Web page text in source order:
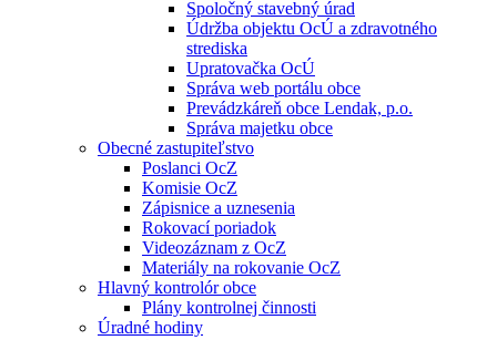
Spoločný stavebný úrad
Údržba objektu OcÚ a zdravotného
strediska
Upratovačka OcÚ
Správa web portálu obce
Prevádzkáreň obce Lendak, p.o.
Správa majetku obce
Obecné zastupiteľstvo
Poslanci OcZ
Komisie OcZ
Zápisnice a uznesenia
Rokovací poriadok
Videozáznam z OcZ
Materiály na rokovanie OcZ
Hlavný kontrolór obce
Plány kontrolnej činnosti
Úradné hodiny